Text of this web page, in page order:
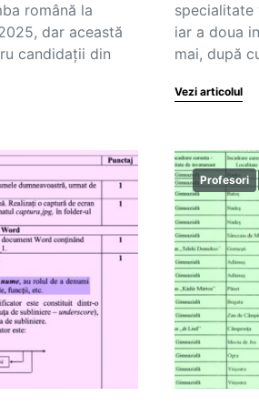
română la
dar această
candidații din
specialitate
iar a doua
mai, după
Vezi articolul
Profesori